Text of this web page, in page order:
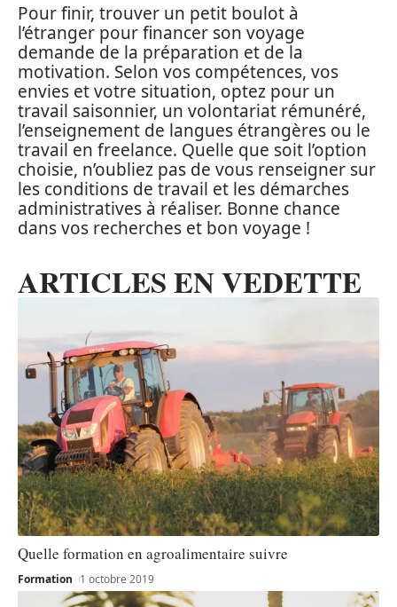
Pour finir, trouver un petit boulot à
l’étranger pour financer son voyage
demande de la préparation et de la
motivation. Selon vos compétences, vos
envies et votre situation, optez pour un
travail saisonnier, un volontariat rémunéré,
l’enseignement de langues étrangères ou le
travail en freelance. Quelle que soit l’option
choisie, n’oubliez pas de vous renseigner sur
les conditions de travail et les démarches
administratives à réaliser. Bonne chance
dans vos recherches et bon voyage !
ARTICLES EN VEDETTE
Quelle formation en agroalimentaire suivre
Formation 1 octobre 2019